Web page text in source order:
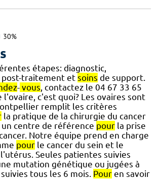
30%
étapes: diagnostic,
traitement et soins de support.
- vous, contactez le 04 67 33 65
l'ovaire, c'est quoi? Les ovaires sont
remplit les critères
la pratique de la chirurgie du cancer
centre de référence pour la prise
Notre équipe prend en charge
pour le cancer du sein et le
Seules patientes suivies
mutation génétique ou jugées à
tous les 6 mois. Pour en savoir